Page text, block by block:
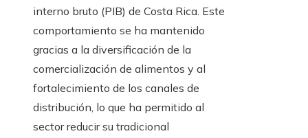
interno bruto (PIB) de Costa Rica. Este
comportamiento se ha mantenido
gracias a la diversificación de la
comercialización de alimentos y al
fortalecimiento de los canales de
distribución, lo que ha permitido al
sector reducir su tradicional